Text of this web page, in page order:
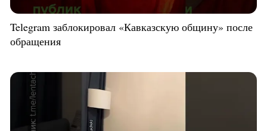
Telegram заблокировал «Кавказскую общину» после
обращения